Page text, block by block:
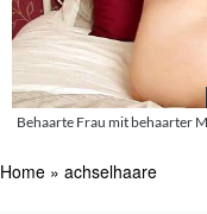
Home » achselhaare